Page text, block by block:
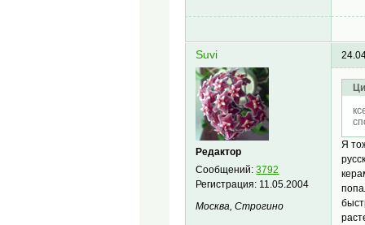
Suvi
Редактор
Сообщений:3792
Регистрация: 11.05.2004
Москва, Строгино
Я